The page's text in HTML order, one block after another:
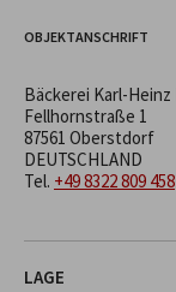
OBJEKTANSCHRIFT
Bäckerei Karl-Heinz
Fellhornstraße 1
87561 Oberstdorf
DEUTSCHLAND
Tel. +49 8322 809 458
LAGE